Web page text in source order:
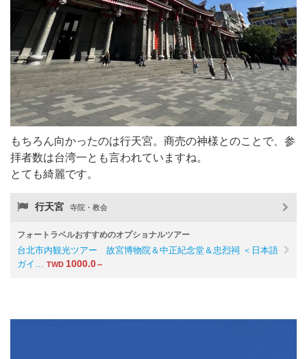
もちろん向かったのは行天宮。商売の神様とのことで、参
拝者数は台湾一とも言われていますね。
とても綺麗です。
行天宮 寺院・教会
フォートラベルおすすめのオプショナルツアー
台北市内観光ツアー 故宮博物院＆中正紀念堂＆忠烈祠 ＜日本語
ガイ… TWD 1000.0～